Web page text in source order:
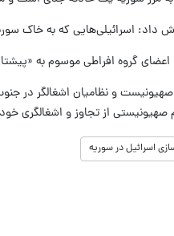
اعضای گروه افراطی موسوم به
صهیونیست و نظامیان اشغالگر در
از تجاوز و اشغالگری
اسرائیل در سوریه